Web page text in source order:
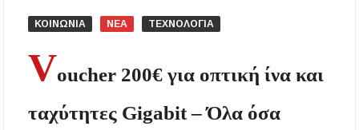
τους παραγωγούς
Δύο νέα έργα υποδομής υπέγραψε ο δήμαρχος
Σιθωνίας για τη Δημοτική Ενότητα Τορώνης
ΚΟΙΝΩΝΙΑ ΝΕΑ ΤΕΧΝΟΛΟΓΙΑ
Voucher 200€ για οπτική ίνα και
ταχύτητες Gigabit – Όλα όσα